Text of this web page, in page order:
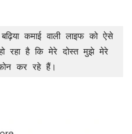
कमाई वाली लाइफ को ऐसे
रहा है कि मेरे दोस्त मुझे मेरे
कर रहे हैं।